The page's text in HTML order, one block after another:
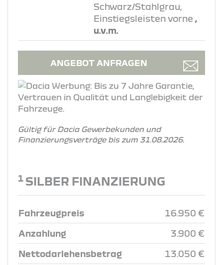
Schwarz/Stahlgrau,
Einstiegsleisten vorne ,
u.v.m.
ANGEBOT ANFRAGEN
Gültig für Dacia Gewerbekunden und
Finanzierungsverträge bis zum 31.08.2026.
1 SILBER FINANZIERUNG
Fahrzeugpreis 16.950 €
Anzahlung 3.900 €
Nettodarlehensbetrag 13.050 €